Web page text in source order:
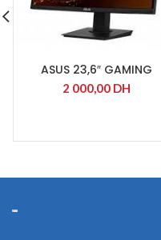
ASUS 23,6″ GAMING
MONITOR CURVED
2 000,00 DH